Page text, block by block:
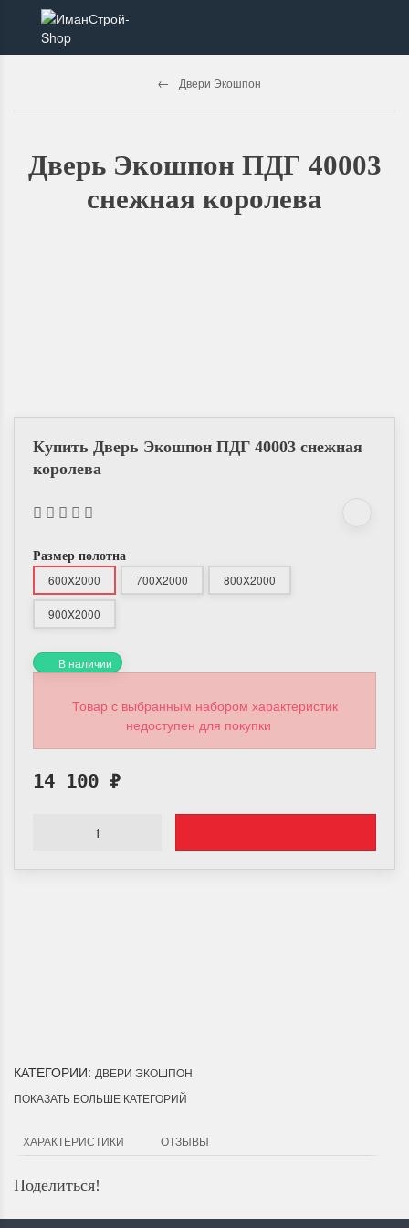
Двери Экошпон
Дверь Экошпон ПДГ 40003
снежная королева
Купить Дверь Экошпон ПДГ 40003 снежная
королева
Размер полотна
600X2000 700X2000 800X2000
900X2000
В наличии
Товар с выбранным набором характеристик
недоступен для покупки
14 100 ₽
КАТЕГОРИИ: ДВЕРИ ЭКОШПОН
ПОКАЗАТЬ БОЛЬШЕ КАТЕГОРИЙ
ХАРАКТЕРИСТИКИ ОТЗЫВЫ
Поделиться!